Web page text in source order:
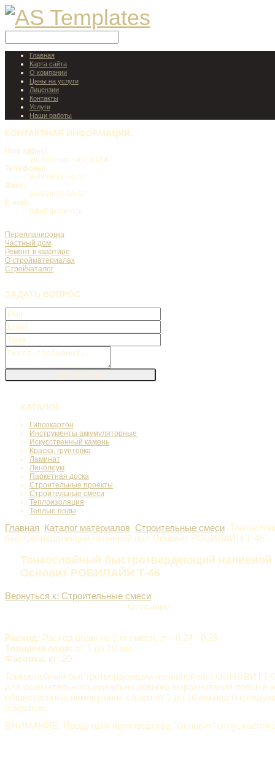
Главная
Карта сайта
О компании
Цены на услуги
Лицензии
Контакты
Услуги
Наши работы
КОНТАКТНАЯ ИНФОРМАЦИЯ:
Наш адрес:
ул. Коренастого, д.454
Телефоны:
8(499)031-50-57
Факс:
8(499)031-50-57
E-mail:
info@desrem.ru
Перепланировка
Частный дом
Ремонт в квартире
О стройматериалах
Стройкаталог
ЗАДАТЬ ВОПРОС
КАТАЛОГ
Гипсокартон
Инструменты аккумуляторные
Искусственный камень
Краска, грунтовка
Ламинат
Линолеум
Паркетная доска
Строительные проекты
Строительные смеси
Теплоизоляция
Теплые полы
Главная Каталог материалов Строительные смеси
быстротвердеющий наливной пол Основит РОВИЛАЙН Т-46
Тонкослойный быстротвердеющий наливной
Основит РОВИЛАЙН Т-46
Вернуться к: Строительные смеси
Описание
Расход: Расход воды на 1 кг смеси, л – 0,24 - 0,28
Толщина слоя: от 1 до 10 мм
Фасовка, кг: 20
Тонкослойный быстротвердеющий наливной пол ОСНОВИТ
для окончательного, идеально ровного выравнивания полов в
общественных помещениях слоем от 1 до 10 мм под
покрытие.
ВНИМАНИЕ: Продукция производства "Основит" отпускается